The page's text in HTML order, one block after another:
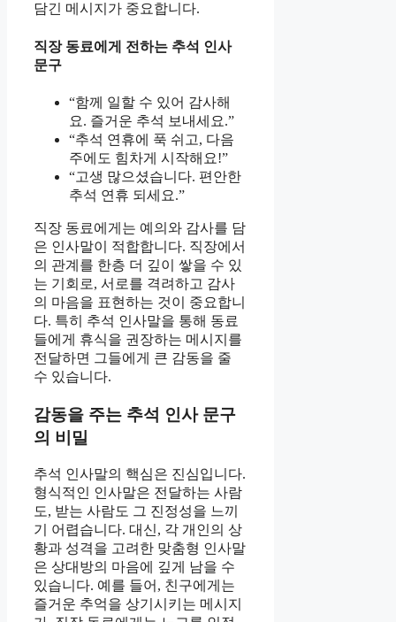
담긴 메시지가 중요합니다.
직장 동료에게 전하는 추석 인사
문구
“함께 일할 수 있어 감사해
요. 즐거운 추석 보내세요.”
“추석 연휴에 푹 쉬고, 다음
주에도 힘차게 시작해요!”
“고생 많으셨습니다. 편안한
추석 연휴 되세요.”
직장 동료에게는 예의와 감사를 담
은 인사말이 적합합니다. 직장에서
의 관계를 한층 더 깊이 쌓을 수 있
는 기회로, 서로를 격려하고 감사
의 마음을 표현하는 것이 중요합니
다. 특히 추석 인사말을 통해 동료
들에게 휴식을 권장하는 메시지를
전달하면 그들에게 큰 감동을 줄
수 있습니다.
감동을 주는 추석 인사 문구
의 비밀
추석 인사말의 핵심은 진심입니다.
형식적인 인사말은 전달하는 사람
도, 받는 사람도 그 진정성을 느끼
기 어렵습니다. 대신, 각 개인의 상
황과 성격을 고려한 맞춤형 인사말
은 상대방의 마음에 깊게 남을 수
있습니다. 예를 들어, 친구에게는
즐거운 추억을 상기시키는 메시지